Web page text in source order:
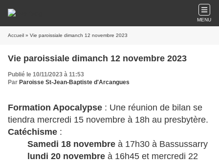
MENU
Accueil » Vie paroissiale dimanch 12 novembre 2023
Vie paroissiale dimanch 12 novembre 2023
Publié le 10/11/2023 à 11:53
Par Paroisse St-Jean-Baptiste d'Arcangues
Formation Apocalypse : Une réunion de bilan se
tiendra mercredi 15 novembre à 18h au presbytère.
Catéchisme :
Samedi 18 novembre à 17h30 à Bassussarry
lundi 20 novembre à 16h45 et mercredi 22